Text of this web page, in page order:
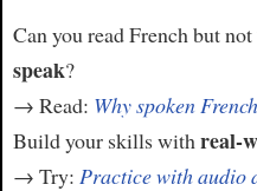
Can you read French but not
speak?
→ Read: Why spoken
Build your skills withreal-
→ Try: Practice with audio